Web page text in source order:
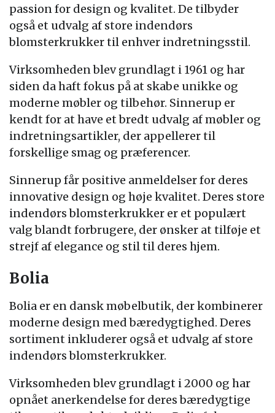
passion for design og kvalitet. De tilbyder
også et udvalg af store indendørs
blomsterkrukker til enhver indretningsstil.
Virksomheden blev grundlagt i 1961 og har
siden da haft fokus på at skabe unikke og
moderne møbler og tilbehør. Sinnerup er
kendt for at have et bredt udvalg af møbler og
indretningsartikler, der appellerer til
forskellige smag og præferencer.
Sinnerup får positive anmeldelser for deres
innovative design og høje kvalitet. Deres store
indendørs blomsterkrukker er et populært
valg blandt forbrugere, der ønsker at tilføje et
strejf af elegance og stil til deres hjem.
Bolia
Bolia er en dansk møbelbutik, der kombinerer
moderne design med bæredygtighed. Deres
sortiment inkluderer også et udvalg af store
indendørs blomsterkrukker.
Virksomheden blev grundlagt i 2000 og har
opnået anerkendelse for deres bæredygtige